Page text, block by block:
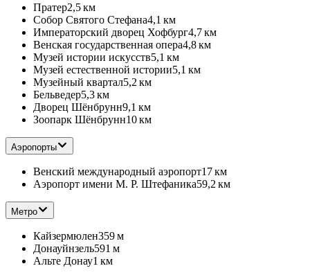
Пратер2,5 км
Собор Святого Стефана4,1 км
Императорский дворец Хофбург4,7 км
Венская государственная опера4,8 км
Музей истории искусств5,1 км
Музей естественной истории5,1 км
Музейный квартал5,2 км
Бельведер5,3 км
Дворец Шёнбрунн9,1 км
Зоопарк Шёнбрунн10 км
Аэропорты
Венский международный аэропорт17 км
Аэропорт имени М. Р. Штефаника59,2 км
Метро
Кайзермюлен359 м
Донауйнзель591 м
Альте Донау1 км